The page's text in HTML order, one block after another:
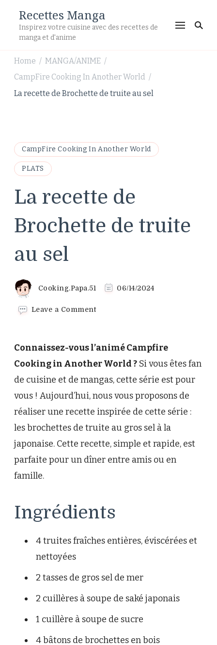
Recettes Manga
Inspirez votre cuisine avec des recettes de
manga et d'anime
Home / MANGA/ANIME /
CampFire Cooking In Another World /
La recette de Brochette de truite au sel
CampFire Cooking In Another World
PLATS
La recette de
Brochette de truite
au sel
Cooking.Papa.51 06/14/2024
Leave a Commenton
Brochette
de
au
Connaissez-vous l’animé Campfire
Cooking in Another World ? Si vous êtes fan
de cuisine et de mangas, cette série est pour
vous ! Aujourd’hui, nous vous proposons de
réaliser une recette inspirée de cette série :
les brochettes de truite au gros sel à la
japonaise. Cette recette, simple et rapide, est
parfaite pour un dîner entre amis ou en
famille.
Ingrédients
4 truites fraîches entières, éviscérées et
nettoyées
2 tasses de gros sel de mer
2 cuillères à soupe de saké japonais
1 cuillère à soupe de sucre
4 bâtons de brochettes en bois